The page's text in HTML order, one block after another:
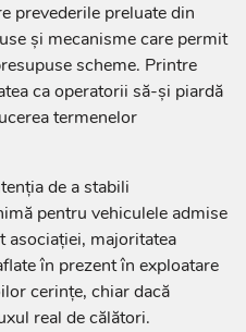
prevederile preluate din
și mecanisme care permit
scheme. Printre
ca operatorii să-și piardă
termenelor
de a stabili
pentru vehiculele admise
asociației, majoritatea
în prezent în exploatare
cerințe, chiar dacă
real de călători.